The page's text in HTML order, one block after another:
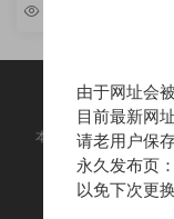
本站为摄影写真图片网
由于网址会
目前最新网
请老用户保
永久发布页：
以免下次更